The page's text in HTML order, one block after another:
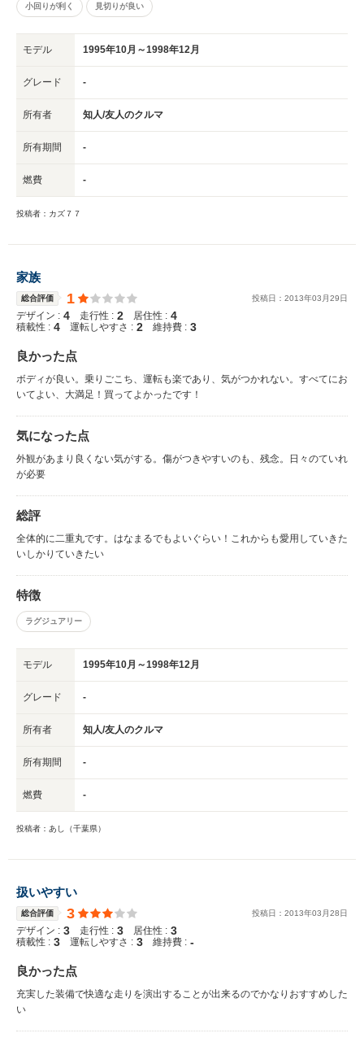
小回りが利く 見切りが良い
モデル 1995年10月～1998年12月
グレード -
所有者 知人/友人のクルマ
所有期間 -
燃費 -
投稿者：カズ７７
家族
総合評価 1 投稿日： 2013年03 月29日
デザイン : 4 走行性 : 2 居住性 : 4
積載性 : 4 運転しやすさ : 2 維持費 : 3
良かった点
ボディが良い。乗りごこち、運転も楽であり、気がつかれない。すべてにお
いてよい、大満足！買ってよかったです！
気になった点
外観があまり良くない気がする。傷がつきやすいのも、残念。日々のていれ
が必要
総評
全体的に二重丸です。はなまるでもよいぐらい！これからも愛用していきた
いしかりていきたい
特徴
ラグジュアリー
モデル 1995年10月～1998年12月
グレード -
所有者 知人/友人のクルマ
所有期間 -
燃費 -
投稿者：あし（千葉県）
扱いやすい
総合評価 3 投稿日： 2013年03 月28日
デザイン : 3 走行性 : 3 居住性 : 3
積載性 : 3 運転しやすさ : 3 維持費 : -
良かった点
充実した装備で快適な走りを演出することが出来るのでかなりおすすめした
い